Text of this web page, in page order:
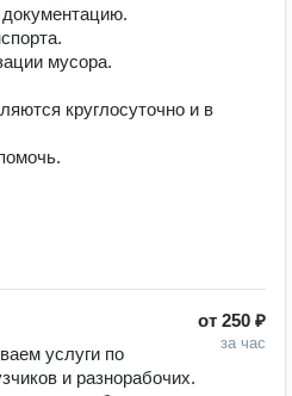
мусора.
круглосуточно и в
от 250 ₽
за час
услуги по
и разнорабочих.